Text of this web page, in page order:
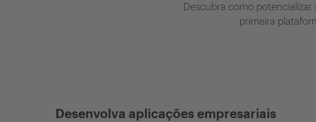
Descubra como potencializar
primeira
Desenvolva aplicações empresariais